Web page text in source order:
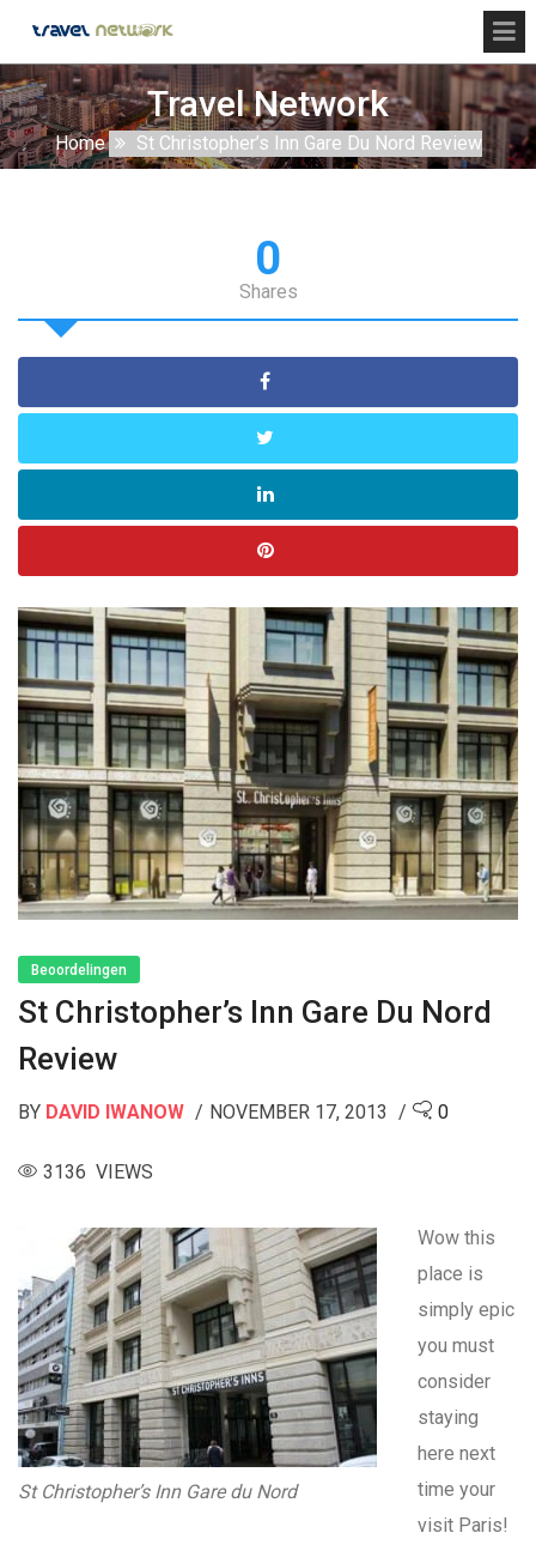
Travel Network
Home St Christopher’s Inn Gare Du Nord Review
0
Shares
Beoordelingen
St Christopher’s Inn Gare Du Nord
Review
BY DAVID IWANOW NOVEMBER 17, 2013 0
3136 VIEWS
St Christopher’s Inn Gare du Nord
Wow this
place is
simply epic
you must
consider
staying
here next
time your
visit Paris!